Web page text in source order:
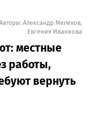
Авторы: Александр Мелехов,
Евгения Иванкова
местные
работы,
вернуть